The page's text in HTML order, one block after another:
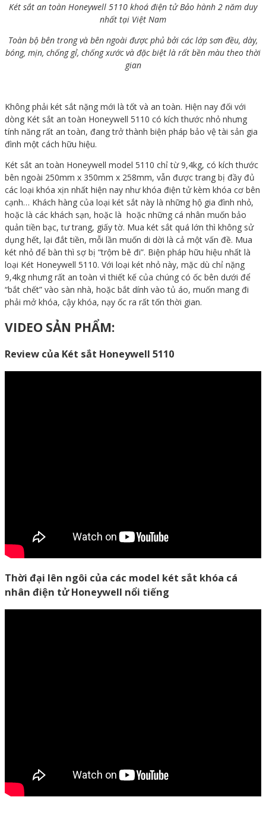
Két sắt an toàn Honeywell 5110 khoá điện tử Bảo hành 2 năm duy
nhất tại Việt Nam
Toàn bộ bên trong và bên ngoài được phủ bởi các lớp sơn đều, dày,
bóng, mịn, chống gỉ, chống xước và đặc biệt là rất bền màu theo thời
gian
Không phải két sắt nặng mới là tốt và an toàn. Hiện nay đối với
dòng Két sắt an toàn Honeywell 5110 có kích thước nhỏ nhưng
tính năng rất an toàn, đang trở thành biện pháp bảo vệ tài sản gia
đình một cách hữu hiệu.
Két sắt an toàn Honeywell model 5110 chỉ từ 9,4kg, có kích thước
bên ngoài 250mm x 350mm x 258mm, vẫn được trang bị đầy đủ
các loại khóa xịn nhất hiện nay như khóa điện tử kèm khóa cơ bên
cạnh… Khách hàng của loại két sắt này là những hộ gia đình nhỏ,
hoặc là các khách sạn, hoặc là hoặc những cá nhân muốn bảo
quản tiền bạc, tư trang, giấy tờ. Mua két sắt quá lớn thì không sử
dụng hết, lại đắt tiền, mỗi lần muốn di dời là cả một vấn đề. Mua
két nhỏ để bàn thì sợ bị “trộm bê đi”. Biện pháp hữu hiệu nhất là
loại Két Honeywell 5110. Với loại két nhỏ này, mặc dù chỉ nặng
9,4kg nhưng rất an toàn vì thiết kế của chúng có ốc bên dưới để
“bắt chết” vào sàn nhà, hoặc bắt dính vào tủ áo, muốn mang đi
phải mở khóa, cậy khóa, nạy ốc ra rất tốn thời gian.
VIDEO SẢN PHẨM:
Review của Két sắt Honeywell 5110
Thời đại lên ngôi của các model két sắt khóa cá
nhân điện tử Honeywell nổi tiếng